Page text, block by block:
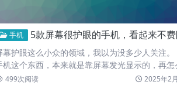
手机 5款屏幕很护眼的手机，看起来不费
幕护眼这么小众的领域，我以为没多少人关注。
机这个东西，本来就是靠屏幕发光显示的，再怎
也会伤眼。…
499次阅读 2025年2